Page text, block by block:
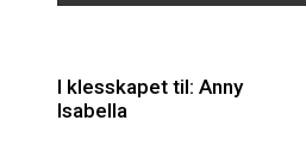
I klesskapet til: Anny
Isabella